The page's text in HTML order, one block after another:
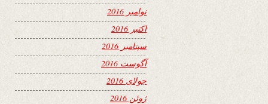
نوامبر 2016
اکتبر 2016
سپتامبر 2016
آگوست 2016
جولای 2016
ژوئن 2016